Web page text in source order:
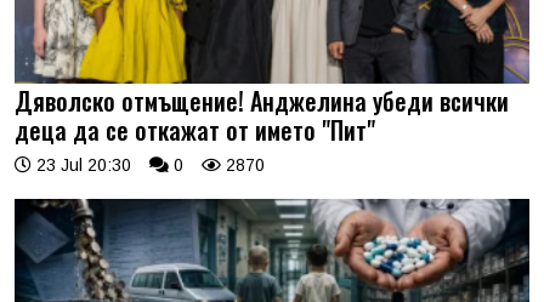
Дяволско отмъщение! Анджелина убеди всички
деца да се откажат от името "Пит"
23 Jul 20:30 0 2870